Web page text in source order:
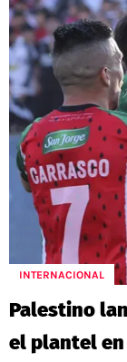
INTERNACIONAL
Palestino
el plantel en